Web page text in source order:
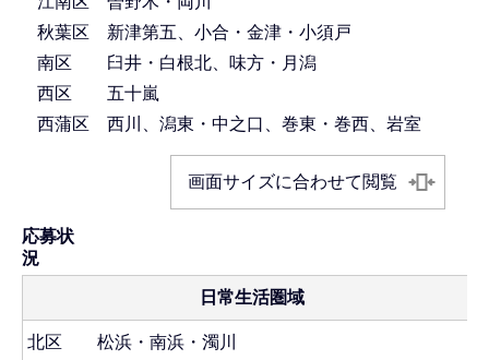
秋葉区 新津第五、小合・金津・小須戸
南区 臼井・白根北、味方・月潟
西区 五十嵐
西蒲区 西川、潟東・中之口、巻東・巻西、岩室
画面サイズに合わせて閲覧
応募状
日常生活圏域
北区 松浜・南浜・濁川